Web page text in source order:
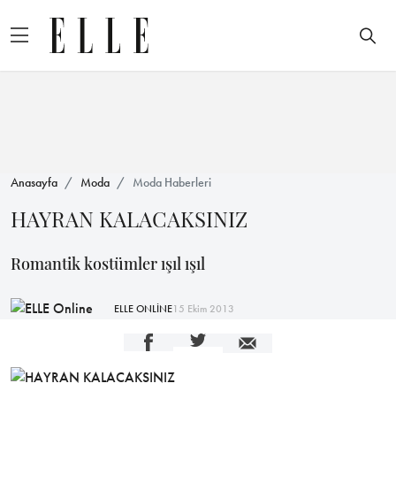
Anasayfa Moda Moda Haberleri
HAYRAN KALACAKSINIZ
Romantik kostümler ışıl ışıl
ELLE ONLİNE15 Ekim 2013